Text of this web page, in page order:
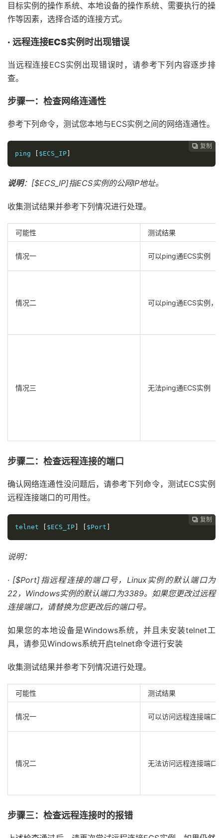
目标实例的操作系统、本地设备的操作系统、需要执行的操
作等因素，选择合适的连接方式。
· 远程连接ECS实例时出现错误
当远程连接ECS实例出现错误时，请参考下列内容逐步排
查。
步骤一：检查网络连通性
参考下列命令，测试您本地与ECS实例之间的网络连通性。
 复制
 复制
 复制
 复制
ping
$ECS_IP
说明：[$ECS_IP]指ECS实例的公网IP地址。
收集测试结果并参考下列情况进行处理。
可能性 测试结果
情况一 可以ping通ECS实例
情况二 可以ping通ECS实例，
情况三 无法ping通ECS实例
步骤二：检查远程连接的端口
确认网络连通性没问题后，请参考下列命令，测试ECS实例
远程连接端口的可用性。
 复制
 复制
 复制
telnet
$ECS_IP $Port
说明：
· [$Port]指远程连接的端口号，Linux实例的默认端口为
22，Windows实例的默认端口为3389。如果您更改过远程
连接端口，请替换为您更改后的端口号。
如果您的本地设备是Windows系统，并且未安装telnet工
具，请参见Windows系统开启telnet命令进行安装
收集测试结果并参考下列情况进行处理。
可能性 测试结果
情况一 可以访问远程连接端口
情况二 无法访问远程连接端口
步骤三：检查远程连接时的报错